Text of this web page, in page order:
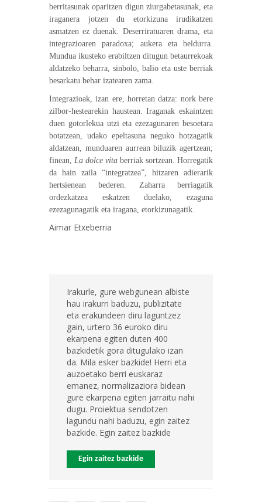
berritasunak oparitzen digun ziurgabetasunak, eta
iraganera jotzen du etorkizuna irudikatzen
asmatzen ez duenak. Deserriratuaren drama, eta
integrazioaren paradoxa; aukera eta beldurra.
Mundua ikusteko erabiltzen ditugun betaurrekoak
aldatzeko beharra, sinbolo, balio eta uste berriak
besarkatu behar izatearen zama.
Integrazioak, izan ere, horretan datza: nork bere
zilbor-hestearekin haustean. Iraganak eskaintzen
duen gotorlekua utzi eta ezezagunaren besoetara
botatzean, udako epeltasuna neguko hotzagatik
aldatzean, munduaren aurrean biluzik agertzean;
finean, La dolce vita berriak sortzean. Horregatik
da hain zaila “integratzea”, hitzaren adierarik
hertsienean bederen. Zaharra berriagatik
ordezkatzea eskatzen duelako, ezaguna
ezezagunagatik eta iragana, etorkizunagatik.
Aimar Etxeberria
Irakurle, gure webgunean albiste
hau irakurri baduzu, publizitate
eta erakundeen diru laguntzez
gain, urtero 36 euroko diru
ekarpena egiten duten 400
bazkidetik gora ditugulako izan
da. Mila esker bazkide! Herri eta
auzoetako berri euskaraz
emanez, normalizaziora bidean
gure ekarpena egiten jarraitu nahi
dugu. Proiektua sendotzen
lagundu nahi baduzu, egin zaitez
bazkide. Egin zaitez bazkide
Egin zaitez bazkide